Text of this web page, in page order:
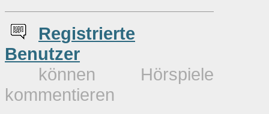
Registrierte
Benutzer
können Hörspiele
kommentieren